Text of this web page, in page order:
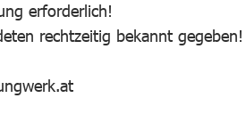
erforderlich!
rechtzeitig bekannt gegeben!